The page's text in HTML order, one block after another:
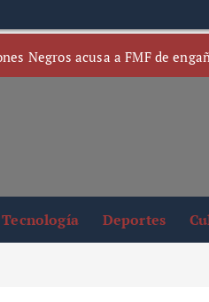
Negros acusa a FMF de
Tecnología Deportes